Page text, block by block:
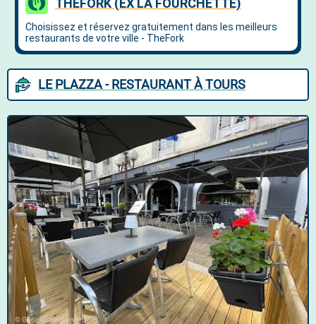
LE PLAZZA - RESTAURANT À TOURS
© Google User Content